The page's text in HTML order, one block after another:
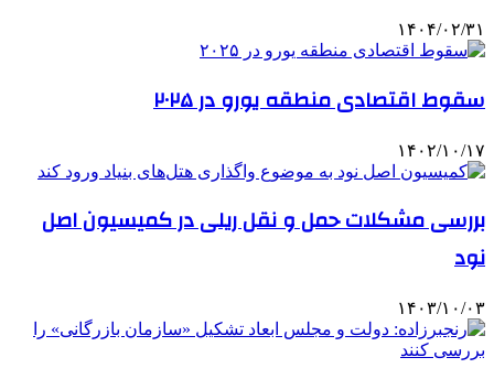
۱۴۰۴/۰۲/۳۱
سقوط اقتصادی منطقه یورو در ۲۰۲۵
۱۴۰۲/۱۰/۱۷
بررسی مشکلات حمل و نقل ریلی در کمیسیون اصل
نود
۱۴۰۳/۱۰/۰۳